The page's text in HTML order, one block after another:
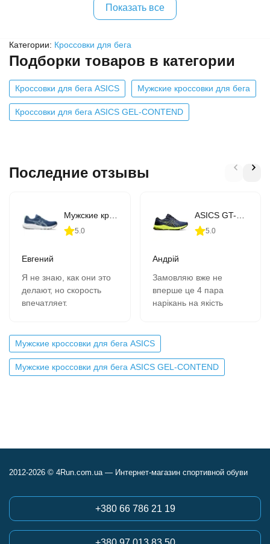
Показать все
Категории: Кроссовки для бега
Подборки товаров в категории
Кроссовки для бега ASICS Мужские кроссовки для бега
Кроссовки для бега ASICS GEL-CONTEND
Последние отзывы
Мужские кроссовки для бега ASICS GEL-CONTEND 9 (1011B881-407)
5.0
Евгений
Я не знаю, как они это
делают, но скорость
впечатляет.
следующий день в 9-00
забрал в почтомате.
К качеству никаких
вопросов- 2 сезона,
ASICS GT-1000 10 (1011B001-406)
5.0
Андрій
Замовляю вже не
вперше це 4 пара
нарікань на якість
замовлення швидка
вчора замовив сьогодні
отримав всім
рекомендую.
Мужские кроссовки для бега ASICS
Мужские кроссовки для бега ASICS GEL-CONTEND
2012-2026 © 4Run.com.ua — Интернет-магазин спортивной обуви
+380 66 786 21 19